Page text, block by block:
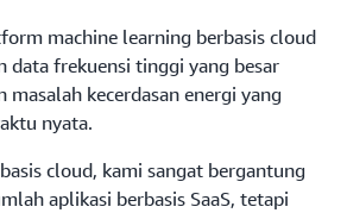
machine learning berbasis cloud
data frekuensi tinggi yang besar
masalah kecerdasan energi yang
nyata.
cloud, kami sangat bergantung
aplikasi berbasis SaaS, tetapi